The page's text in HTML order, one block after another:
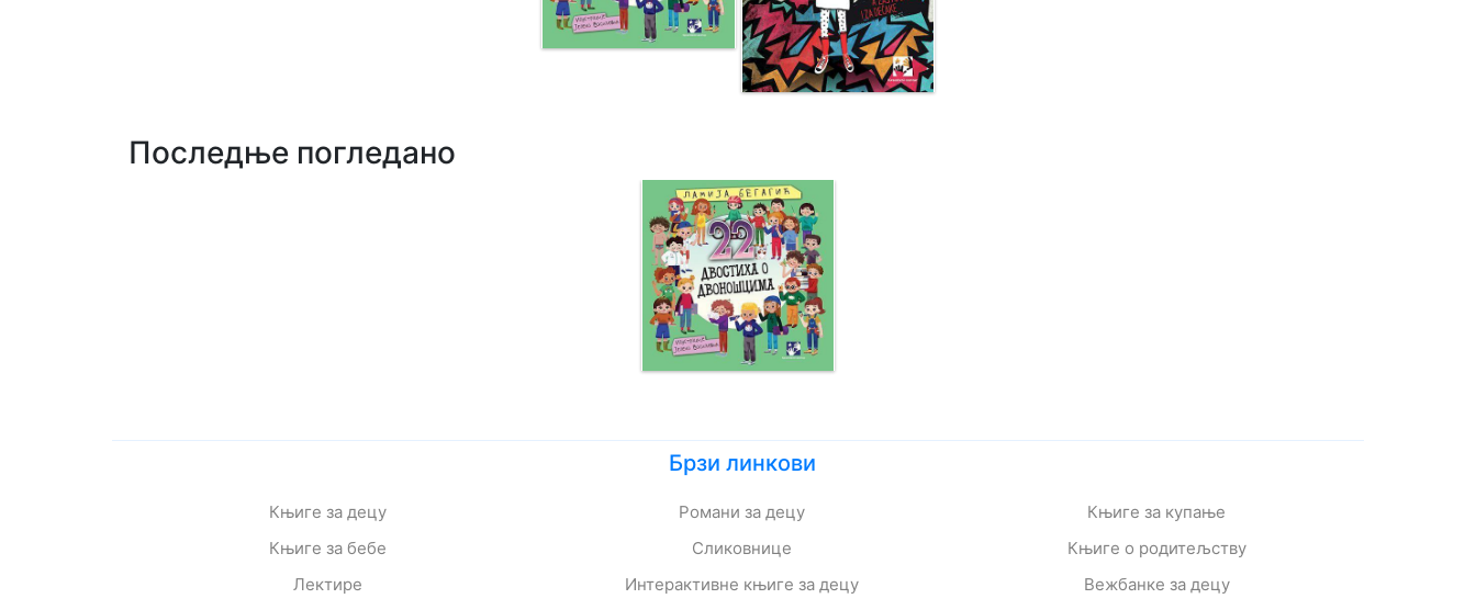
Последње погледано
Брзи линкови
Књиге за децу
Књиге за бебе
Лектире
Романи за децу
Сликовнице
Интерактивне књиге за децу
Књиге за купање
Књиге о родитељству
Вежбанке за децу